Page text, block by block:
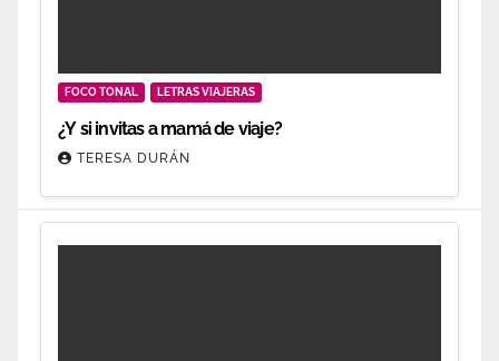
FOCO TONAL LETRAS VIAJERAS
¿Y si invitas a mamá de viaje?
TERESA DURÁN